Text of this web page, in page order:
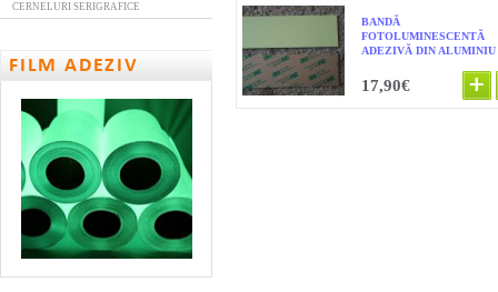
CERNELURI SERIGRAFICE
FILM ADEZIV
BANDĂ
FOTOLUMINESCENTĂ
ADEZIVĂ DIN ALUMINIU
17,90€